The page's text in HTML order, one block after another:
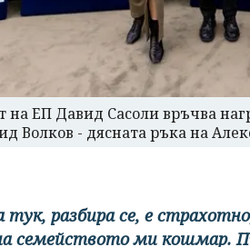
на ЕП Давид Сасоли връчва
Волков - дясната ръка на
тук, разбира се, е
семейството ми кошмар.